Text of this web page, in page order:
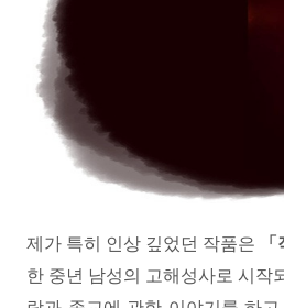
제가 특히 인상 깊었던 작품은
한 중년 남성의 고해성사로 시작